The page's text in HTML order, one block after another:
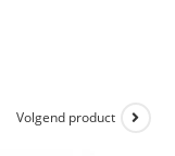
Volgend product